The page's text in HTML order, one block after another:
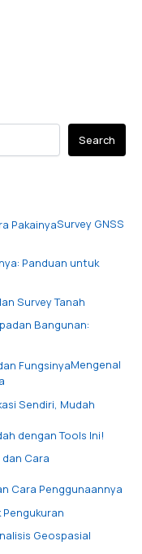
Search
Survey GNSS
Panduan untuk
Survey Tanah
Bangunan:
Mengenal
dengan Tools Ini!
Cara Penggunaannya
Pengukuran